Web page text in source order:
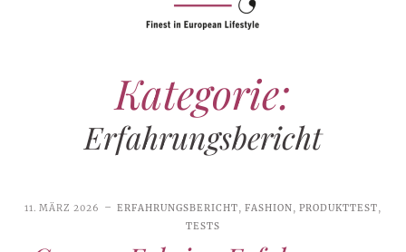
Kategorie:
Erfahrungsbericht
11. MÄRZ 2026 ERFAHRUNGSBERICHT, FASHION,PRODUKTTEST,
TESTS